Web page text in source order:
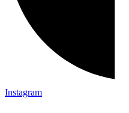
Instagram